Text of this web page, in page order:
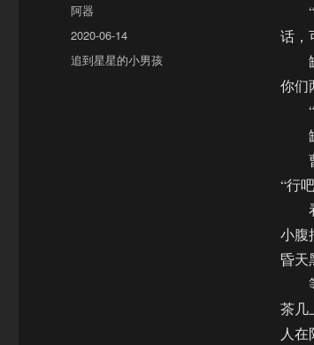
“
话，
缺
你们
“
缺
曹
“行
看
小腹
昏天
等
茶几
人
作
者
阿器
发
布
于
2020-06-14
分
追到星星的小男孩